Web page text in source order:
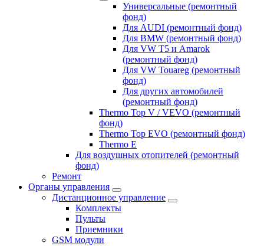
Универсальные (ремонтный
фонд)
Для AUDI (ремонтный фонд)
Для BMW (ремонтный фонд)
Для VW T5 и Amarok
(ремонтный фонд)
Для VW Touareg (ремонтный
фонд)
Для других автомобилей
(ремонтный фонд)
Thermo Top V / VEVO (ремонтный
фонд)
Thermo Top EVO (ремонтный фонд)
Thermo E
Для воздушных отопителей (ремонтный
фонд)
Ремонт
Органы управления
Дистанционное управление
Комплекты
Пульты
Приемники
GSM модули